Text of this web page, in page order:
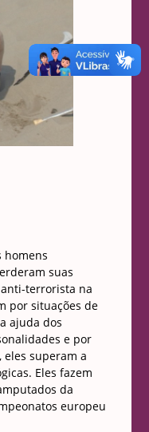
homens
suas
terrorista na
por situações de
ajuda dos
e por
superam a
Eles fazem
da
europeu